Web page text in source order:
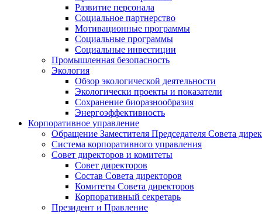
Развитие персонала
Социальное партнерство
Мотивационные программы
Социальные программы
Социальные инвестиции
Промышленная безопасность
Экология
Обзор экологической деятельности
Экологически проекты и показатели
Сохранение биоразнообразия
Энергоэффективность
Корпоративное управление
Обращение Заместителя Председателя Совета
Система корпоративного управления
Совет директоров и комитеты
Совет директоров
Состав Совета директоров
Комитеты Совета директоров
Корпоративный секретарь
Президент и Правление